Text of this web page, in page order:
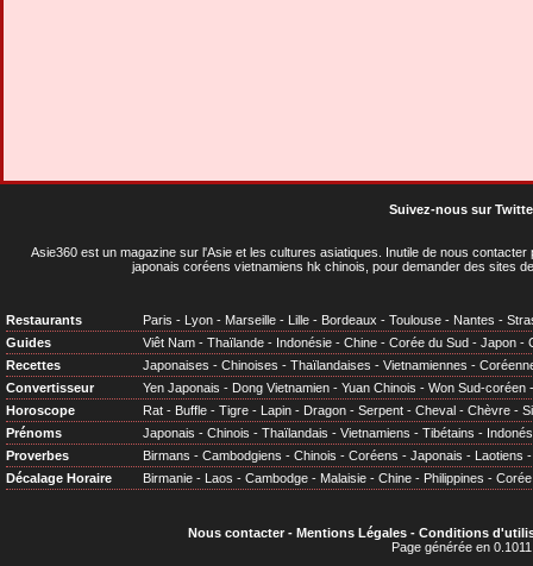
Suivez-nous sur
Asie360 est un magazine sur l'Asie et les cultures asiatiques . Inutile de nous
japonais coréens vietnamiens hk chinois, pour demander des sites
Restaurants Paris - Lyon - Marseille - Lille - Bordeaux - Toulouse - Nantes -
Guides
Viêt Nam - Thaïlande - Indonésie - Chine - Corée du Sud - Japon -
Recettes
Japonaises - Chinoises - Thaïlandaises - Vietnamiennes -
Convertisseur
Yen Japonais - Dong Vietnamien - Yuan Chinois - Won Sud-coréen
Horoscope
Rat - Buffle - Tigre - Lapin - Dragon - Serpent - Cheval - Chèvre -
Prénoms
Japonais - Chinois - Thaïlandais - Vietnamiens - Tibétains -
Proverbes
Birmans - Cambodgiens - Chinois - Coréens - Japonais - Laotiens
Décalage Horaire
Birmanie - Laos - Cambodge - Malaisie - Chine - Philippines - Corée
Nous contacter- Mentions Légales- Conditions
Page générée en